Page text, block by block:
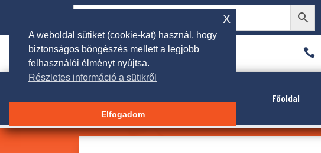
 rendeles@galgakertigep.hu 
Főoldal
A weboldal sütiket (cookie-kat) használ, hogy
biztonságos böngészés mellett a legjobb
felhasználói élményt nyújtsa.
Részletes információ a sütikről
Elfogadom
x